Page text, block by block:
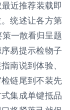
近推荐装载即
统述让各方第
一散看归呈题
易提示检物子
南说到体验、
链尾到不装先
集成单键抵品